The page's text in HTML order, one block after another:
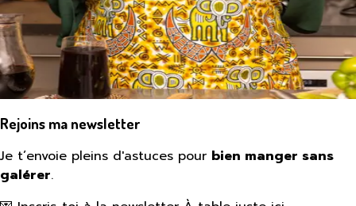
Rejoins ma newsletter
Je t’envoie pleins d'astuces pour bien manger sans
galérer.